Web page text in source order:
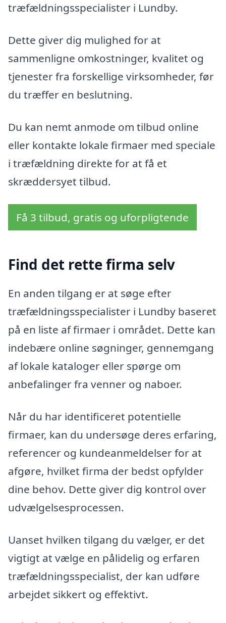
træfældningsspecialister i Lundby.
Dette giver dig mulighed for at
sammenligne omkostninger, kvalitet og
tjenester fra forskellige virksomheder, før
du træffer en beslutning.
Du kan nemt anmode om tilbud online
eller kontakte lokale firmaer med speciale
i træfældning direkte for at få et
skræddersyet tilbud.
Få 3 tilbud, gratis og uforpligtende
Find det rette firma selv
En anden tilgang er at søge efter
træfældningsspecialister i Lundby baseret
på en liste af firmaer i området. Dette kan
indebære online søgninger, gennemgang
af lokale kataloger eller spørge om
anbefalinger fra venner og naboer.
Når du har identificeret potentielle
firmaer, kan du undersøge deres erfaring,
referencer og kundeanmeldelser for at
afgøre, hvilket firma der bedst opfylder
dine behov. Dette giver dig kontrol over
udvælgelsesprocessen.
Uanset hvilken tilgang du vælger, er det
vigtigt at vælge en pålidelig og erfaren
træfældningsspecialist, der kan udføre
arbejdet sikkert og effektivt.